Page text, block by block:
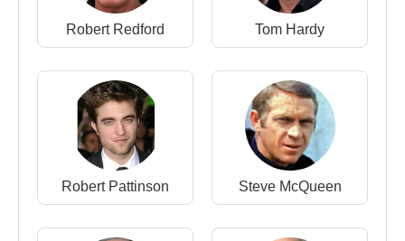
2005 - Colditz (Onb./Tğm. Nicholas McGrade) (TV
Dizisi)
2004 - Keane (William Keane) (Sinema Filmi)
2004 - Gelinler (Norman Harris) (Sinema Filmi)
2003 -Dreamcatcher
/ Düş Kapanı (Jonesy)
(Sinema Filmi)
2002 - Jeffrey Archer: The Truth (Jeffrey Archer) (TV
Dizisi)
2002 - 2003 - The Forsyte Saga (Soames Forsyte)
(TV Dizisi)
Robert Redford Tom Hardy
Robert Pattinson Steve McQueen